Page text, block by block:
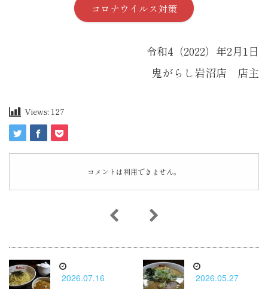
コロナウイルス対策
令和4（2022）年2月1日
鬼がらし岩沼店 店主
Views: 127
コメントは利用できません。
2026.07.16
2026.05.27